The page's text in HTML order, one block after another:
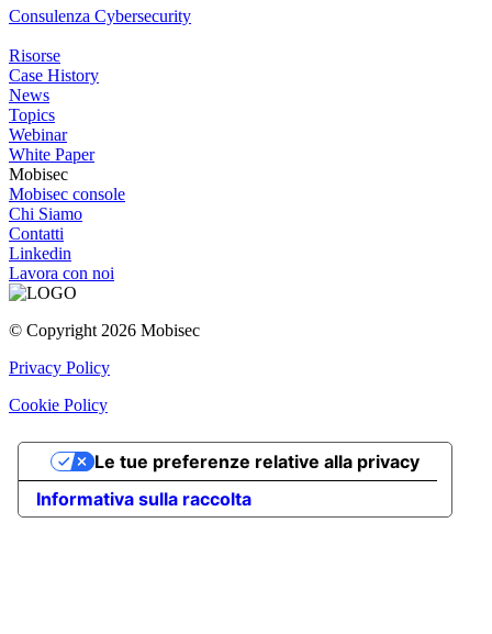
Consulenza Cybersecurity
Risorse
Case History
News
Topics
Webinar
White Paper
Mobisec
Mobisec console
Chi Siamo
Contatti
Linkedin
Lavora con noi
© Copyright 2026 Mobisec
Privacy Policy
Cookie Policy
Informativa sulla raccolta
Le tue preferenze relative alla privacy